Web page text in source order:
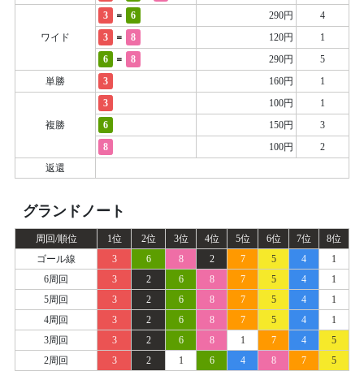
ワイド
3 = 6 290円
4
3
= 8 120円
1
6
= 8 290円
5
単勝
3 160円 1
複勝
3 100円
1
6
150円
3
8
100円
2
返還
グランドノート
周回/順位 1位 2位 3位 4位 5位 6位 7位
8位
ゴール線
3 6 8 2 7 5 4
1
6周回
3 2 6 8 7 5 4
1
5周回
3 2 6 8 7 5 4
1
4周回
3 2 6 8 7 5 4
1
3周回
3 2 6 8 1 7 4
5
2周回
3 2 1 6 4 8 7
5